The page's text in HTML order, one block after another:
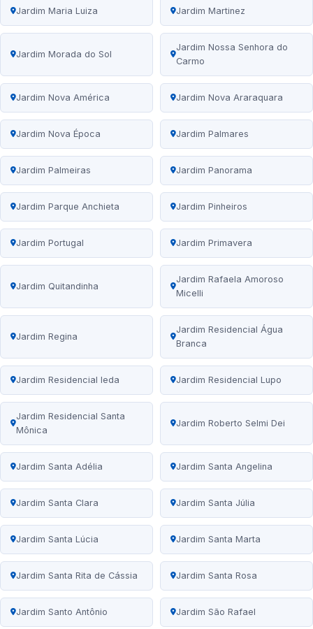
Jardim Maria Luiza Jardim Martinez
Jardim Morada do Sol
Jardim Nossa Senhora do
Carmo
Jardim Nova América Jardim Nova Araraquara
Jardim Nova Época Jardim Palmares
Jardim Palmeiras Jardim Panorama
Jardim Parque Anchieta Jardim Pinheiros
Jardim Portugal Jardim Primavera
Jardim Quitandinha
Jardim Rafaela Amoroso
Micelli
Jardim Regina
Jardim Residencial Água
Branca
Jardim Residencial Ieda Jardim Residencial Lupo
Jardim Residencial Santa
Mônica
Jardim Roberto Selmi Dei
Jardim Santa Adélia Jardim Santa Angelina
Jardim Santa Clara Jardim Santa Júlia
Jardim Santa Lúcia Jardim Santa Marta
Jardim Santa Rita de Cássia Jardim Santa Rosa
Jardim Santo Antônio Jardim São Rafael